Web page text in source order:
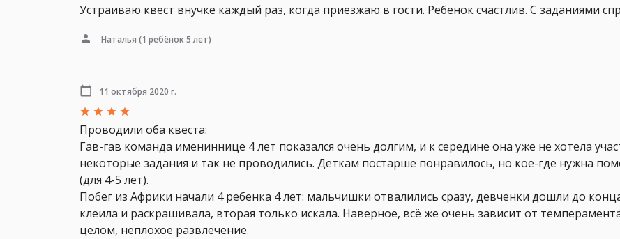
Устраиваю квест внучке каждый раз, когда приезжаю в гости. Ребёнок счастлив. С заданиями
Наталья (1 ребёнок 5 лет)
11 октября 2020 г.
Проводили оба квеста:
Гав-гав команда имениннице 4 лет показался очень долгим, и к середине она уже не хотела
некоторые задания и так не проводились. Деткам постарше понравилось, но кое-где нужна
(для 4-5 лет).
Побег из Африки начали 4 ребенка 4 лет: мальчишки отвалились сразу, девченки дошли до
клеила и раскрашивала, вторая только искала. Наверное, всё же очень зависит от
целом, неплохое развлечение.